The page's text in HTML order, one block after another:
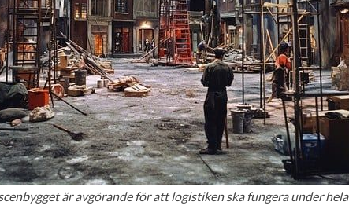
är avgörande för att logistiken ska fungera under hela